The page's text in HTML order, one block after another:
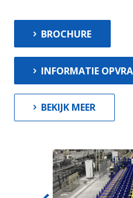
BROCHURE
INFORMATIE
BEKIJK MEER